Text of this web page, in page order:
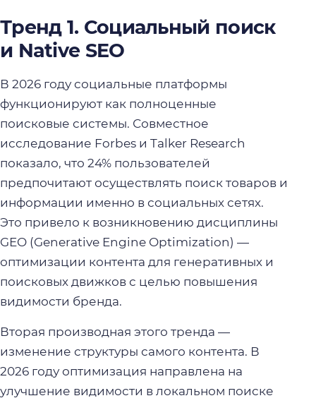
Тренд 1. Социальный поиск
и Native SEO
В 2026 году социальные платформы
функционируют как полноценные
поисковые системы. Совместное
исследование Forbes и Talker Research
показало, что 24% пользователей
предпочитают осуществлять поиск товаров и
информации именно в социальных сетях.
Это привело к возникновению дисциплины
GEO (Generative Engine Optimization) —
оптимизации контента для генеративных и
поисковых движков с целью повышения
видимости бренда.
Вторая производная этого тренда —
изменение структуры самого контента. В
2026 году оптимизация направлена на
улучшение видимости в локальном поиске